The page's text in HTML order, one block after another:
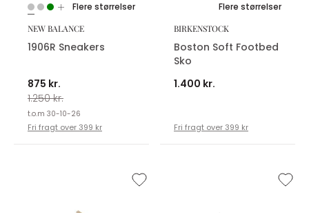
Flere størrelser
NEW BALANCE
1906R Sneakers
875 kr.
1.250 kr.
t.o.m 30-10-26
Fri fragt over 399 kr
Flere størrelser
BIRKENSTOCK
Boston Soft Footbed
Sko
1.400 kr.
Fri fragt over 399 kr